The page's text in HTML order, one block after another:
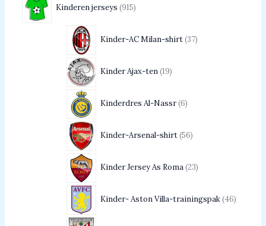
Kinderen jerseys 915
Kinder-AC Milan-shirt 37
Kinder Ajax-ten 19
Kinderdres Al-Nassr 6
Kinder-Arsenal-shirt 56
Kinder Jersey As Roma 23
Kinder- Aston Villa-trainingspak 46